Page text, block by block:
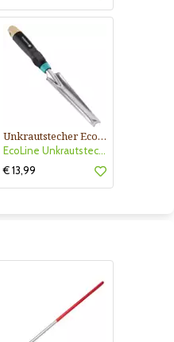
Unkrautstecher EcoLine
EcoLine Unkrautstecher
€ 13,99